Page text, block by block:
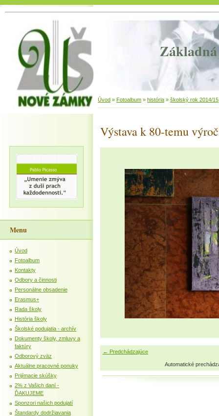
Základná
Úvod » Fotoalbum » história » školský rok 2014/15
Výstava k 80-temu
← Predchádzajúce
Automatické
Menu
Úvod
Fotoalbum
Kontakty
Odbory a činnosti
Personálne obsadenie
Erasmus+
Rada školy
História školy
Školské podujatia - archív
Dokumenty školy, zmluvy a
faktúry
Odborový zväz
Aktuálne pracovné ponuky
Prijímacie skúšky
2% z Vašich daní -
ĎAKUJEME
Sponzori našich podujatí
Štandardy dodržiavania